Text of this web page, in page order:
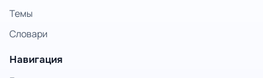
Темы
Словари
Навигация